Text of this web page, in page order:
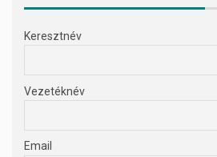
Keresztnév
Vezetéknév
Email